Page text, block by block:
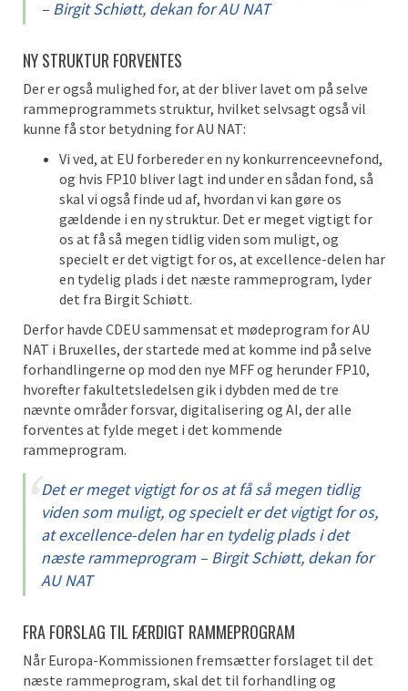
– Birgit Schiøtt, dekan for AU NAT
NY STRUKTUR FORVENTES
Der er også mulighed for, at der bliver lavet om på selve
rammeprogrammets struktur, hvilket selvsagt også vil
kunne få stor betydning for AU NAT:
Vi ved, at EU forbereder en ny konkurrenceevnefond,
og hvis FP10 bliver lagt ind under en sådan fond, så
skal vi også finde ud af, hvordan vi kan gøre os
gældende i en ny struktur. Det er meget vigtigt for
os at få så megen tidlig viden som muligt, og
specielt er det vigtigt for os, at excellence-delen har
en tydelig plads i det næste rammeprogram, lyder
det fra Birgit Schiøtt.
Derfor havde CDEU sammensat et mødeprogram for AU
NAT i Bruxelles, der startede med at komme ind på selve
forhandlingerne op mod den nye MFF og herunder FP10,
hvorefter fakultetsledelsen gik i dybden med de tre
nævnte områder forsvar, digitalisering og AI, der alle
forventes at fylde meget i det kommende
rammeprogram.
Det er meget vigtigt for os at få så megen tidlig
viden som muligt, og specielt er det vigtigt for os,
at excellence-delen har en tydelig plads i det
næste rammeprogram – Birgit Schiøtt, dekan for
AU NAT
FRA FORSLAG TIL FÆRDIGT RAMMEPROGRAM
Når Europa-Kommissionen fremsætter forslaget til det
næste rammeprogram, skal det til forhandling og